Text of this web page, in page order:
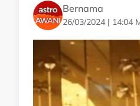
Bernama
26/03/2024 | 14:04